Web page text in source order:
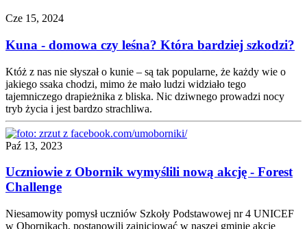
Cze 15, 2024
Kuna - domowa czy leśna? Która bardziej szkodzi?
Któż z nas nie słyszał o kunie – są tak popularne, że każdy wie o
jakiego ssaka chodzi, mimo że mało ludzi widziało tego
tajemniczego drapieżnika z bliska. Nic dziwnego prowadzi nocy
tryb życia i jest bardzo strachliwa.
Paź 13, 2023
Uczniowie z Obornik wymyślili nową akcję - Forest
Challenge
Niesamowity pomysł uczniów Szkoły Podstawowej nr 4 UNICEF
w Obornikach, postanowili zainicjować w naszej gminie akcję